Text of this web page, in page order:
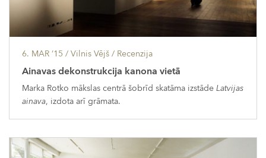
6. MAR ’15 / Vilnis Vējš / Recenzija
Ainavas dekonstrukcija kanona vietā
Marka Rotko mākslas centrā šobrīd skatāma izstāde Latvijas
ainava, izdota arī grāmata.